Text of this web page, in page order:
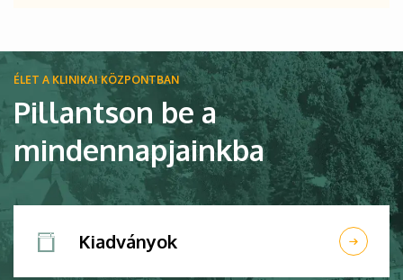
Kép
ÉLET A KLINIKAI KÖZPONTBAN
Pillantson be a
mindennapjainkba
Kiadványok